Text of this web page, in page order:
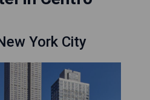
York City